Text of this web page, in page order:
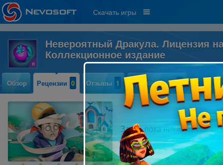
Скачать игры
Невероятный Дракула. Лицензия
Коллекционное издание
Обзор Рецензии 0 Отзывы 1 Прохождение 3
Здесь пока никто не писал